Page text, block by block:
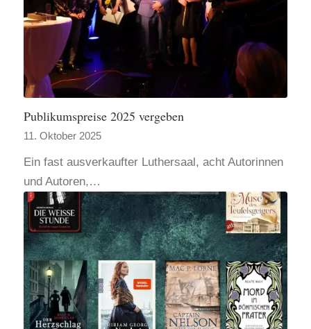
Publikumspreise 2025 vergeben
11. Oktober 2025
Ein fast ausverkaufter Luthersaal, acht Autorinnen
und Autoren,…